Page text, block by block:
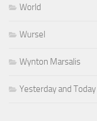
World
Wursel
Wynton Marsalis
Yesterday and Today